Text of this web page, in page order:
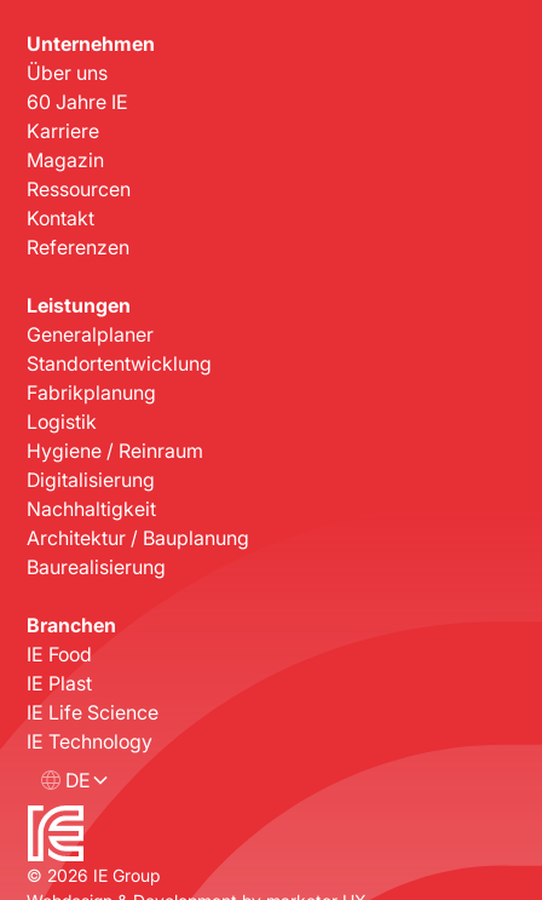
Unternehmen
Über uns
60 Jahre IE
Karriere
Magazin
Ressourcen
Kontakt
Referenzen
Leistungen
Generalplaner
Standortentwicklung
Fabrikplanung
Logistik
Hygiene / Reinraum
Digitalisierung
Nachhaltigkeit
Architektur / Bauplanung
Baurealisierung
Branchen
IE Food
IE Plast
IE Life Science
IE Technology
DE
© 2026 IE Group